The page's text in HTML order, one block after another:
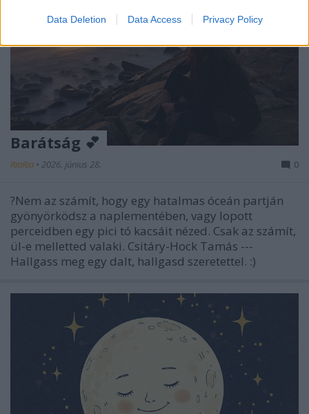
Data Deletion Data Access Privacy Policy
Barátság 💕
RiaRia • 2026. június 28. 0
?Nem az számít, hogy egy hatalmas óceán partján
gyönyörködsz a naplementében, vagy lopott
perceidben egy pici tó kacsáit nézed. Csak az számít,
ül-e melletted valaki. Csitáry-Hock Tamás ---
Hallgass meg egy dalt, hallgasd szeretettel. :)